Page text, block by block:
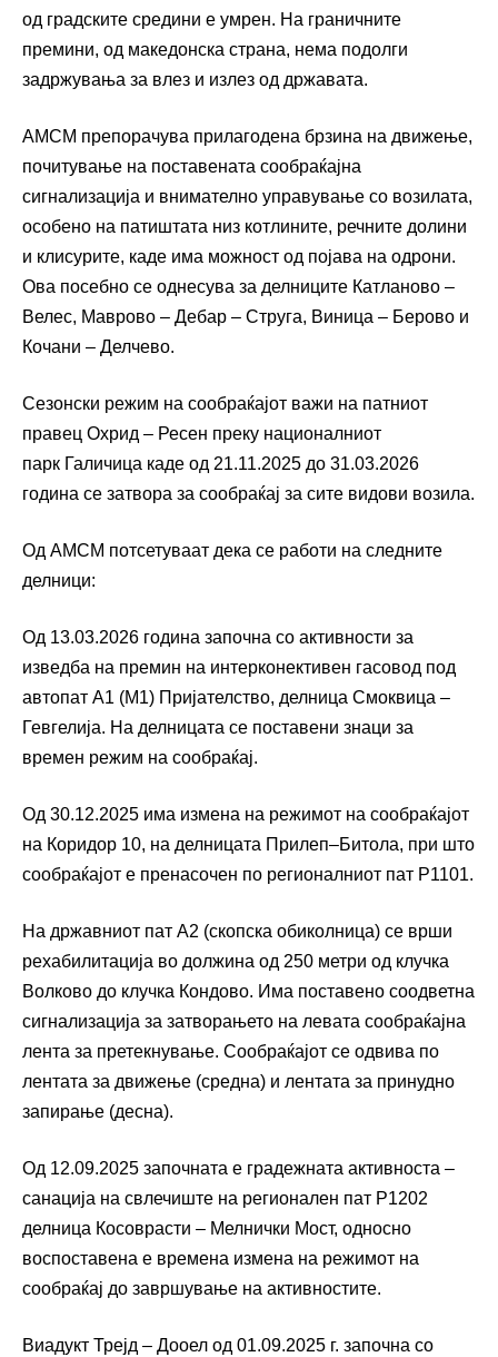
од градските средини е умрен. На граничните
премини, од македонска страна, нема подолги
задржувања за влез и излез од државата.
АМСМ препорачува прилагодена брзина на движење,
почитување на поставената сообраќајна
сигнализација и внимателно управување со возилата,
особено на патиштата низ котлините, речните долини
и клисурите, каде има можност од појава на одрони.
Ова посебно се однесува за делниците Катланово –
Велес, Маврово – Дебар – Струга, Виница – Берово и
Кочани – Делчево.
Сезонски режим на сообраќајот важи на патниот
правец Охрид – Ресен преку националниот
парк Галичица каде од 21.11.2025 до 31.03.2026
година се затвора за сообраќај за сите видови возила.
Од АМСМ потсетуваат дека се работи на следните
делници:
Од 13.03.2026 година започна со активности за
изведба на премин на интерконективен гасовод под
автопат А1 (М1) Пријателство, делница Смоквица –
Гевгелија. На делницата се поставени знаци за
времен режим на сообраќај.
Од 30.12.2025 има измена на режимот на сообраќајот
на Коридор 10, на делницата Прилеп–Битола, при што
сообраќајот е пренасочен по регионалниот пат Р1101.
На државниот пат А2 (скопска обиколница) се врши
рехабилитација во должина од 250 метри од клучка
Волково до клучка Кондово. Има поставено соодветна
сигнализација за затворањето на левата сообраќајна
лента за претекнување. Сообраќајот се одвива по
лентата за движење (средна) и лентата за принудно
запирање (десна).
Од 12.09.2025 започната е градежната активноста –
санација на свлечиште на регионален пат Р1202
делница Косоврасти – Мелнички Мост, односно
воспоставена е времена измена на режимот на
сообраќај до завршување на активностите.
Виадукт Трејд – Дооел од 01.09.2025 г. започна со